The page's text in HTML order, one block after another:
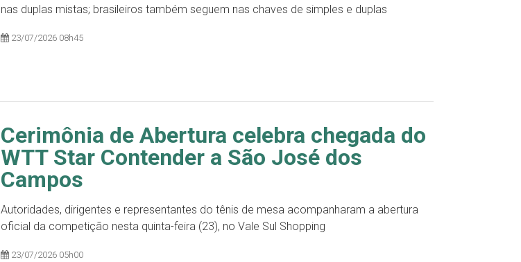
nas duplas mistas; brasileiros também seguem nas chaves de simples e duplas
23/07/2026 08h45
Cerimônia de Abertura celebra chegada do
WTT Star Contender a São José dos
Campos
Autoridades, dirigentes e representantes do tênis de mesa acompanharam a abertura
oficial da competição nesta quinta-feira (23), no Vale Sul Shopping
23/07/2026 05h00